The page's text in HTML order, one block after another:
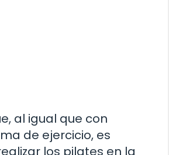
al igual que con
de ejercicio, es
los pilates en la